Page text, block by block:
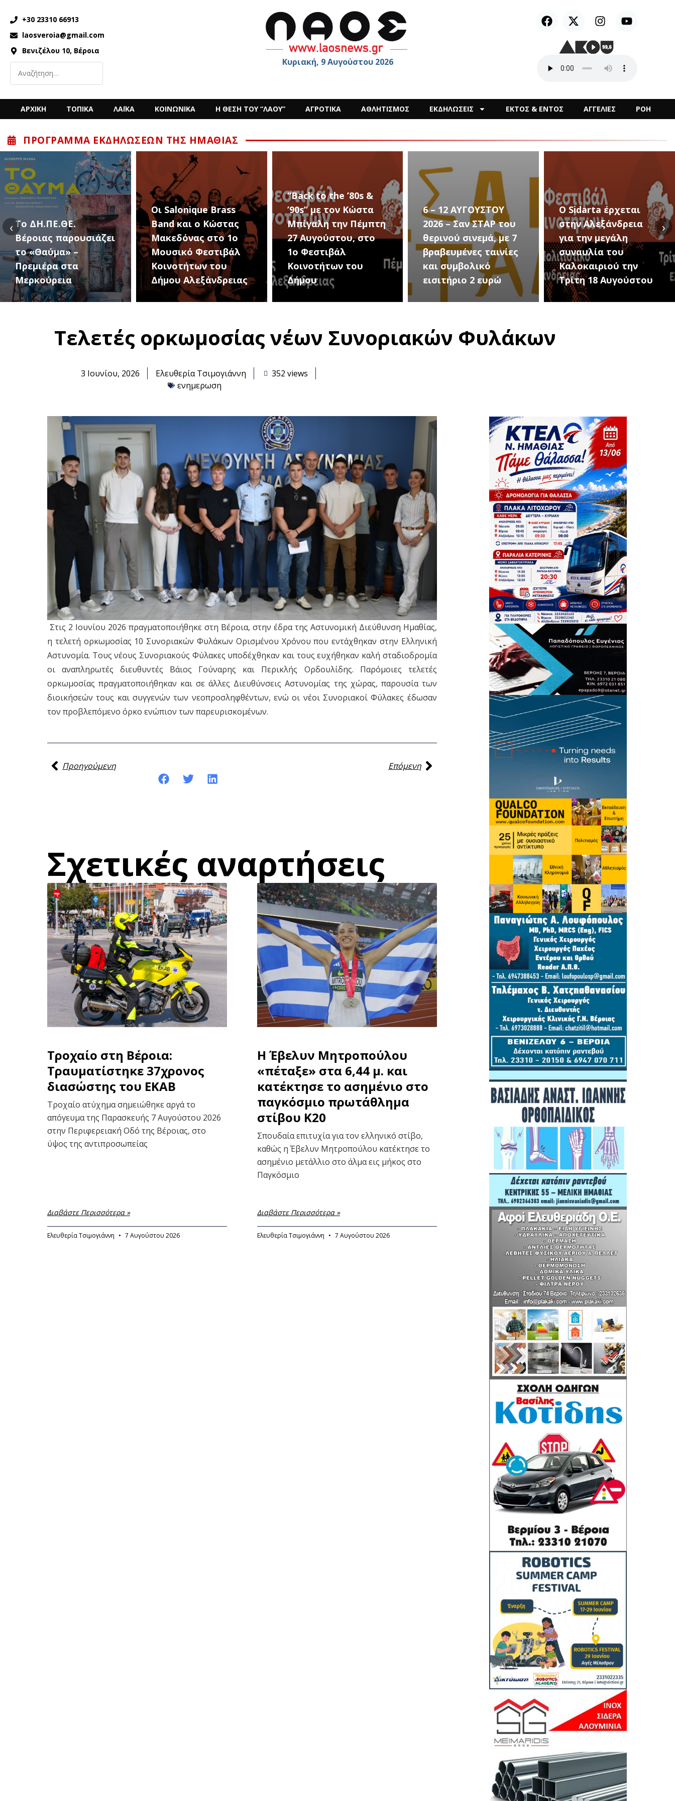
+30 23310 66913
laosveroia@gmail.com
Βενιζέλου 10, Βέροια
Κυριακή, 9 Αυγούστου 2026
ΑΡΧΙΚΗ ΤΟΠΙΚΑ ΛΑΪΚΑ ΚΟΙΝΩΝΙΚΑ Η ΘΕΣΗ ΤΟΥ “ΛΑΟΥ” ΑΓΡΟΤΙΚΑ ΑΘΛΗΤΙΣΜΟΣ ΕΚΔΗΛΩΣΕΙΣ ΕΚΤΟΣ & ΕΝΤΟΣ ΑΓΓΕΛΙΕΣ ΡΟΗ
ΠΡΌΓΡΑΜΜΑ ΕΚΔΗΛΏΣΕΩΝ ΤΗΣ ΗΜΑΘΊΑΣ
Οι Salonique Brass
Band και ο Κώστας
Μακεδόνας στο 1ο
Μουσικό Φεστιβάλ
Κοινοτήτων του
Δήμου Αλεξάνδρειας
“Back to the ’80s &
’90s” με τον Κώστα
Μπίγαλη την Πέμπτη
27 Αυγούστου, στο
1ο Φεστιβάλ
Κοινοτήτων του
Δήμου
6 – 12 ΑΥΓΟΥΣΤΟΥ
2026 – Σαν ΣΤΑΡ του
θερινού σινεμά, με 7
βραβευμένες ταινίες
και συμβολικό
εισιτήριο 2 ευρώ
Ο Sidarta έρχεται
στην Αλεξάνδρεια
για την μεγάλη
συναυλία του
Καλοκαιριού την
Τρίτη 18 Αυγούστου
Καλλιτεχνικές
Εκδηλώσεις Νέου
Προδρόμου Ημαθίας
(Μεταμόρφωση του
Σωτήρος)
‹ ›
Τελετές ορκωμοσίας νέων Συνοριακών Φυλάκων
3 Ιουνίου, 2026 Ελευθερία Τσιμογιάννη
352 views
ενημερωση
Στις 2 Ιουνίου 2026 πραγματοποιήθηκε στη Βέροια, στην έδρα της Αστυνομική Διεύθυνση Ημαθίας,
η τελετή ορκωμοσίας 10 Συνοριακών Φυλάκων Ορισμένου Χρόνου που εντάχθηκαν στην Ελληνική
Αστυνομία. Τους νέους Συνοριακούς Φύλακες υποδέχθηκαν και τους ευχήθηκαν καλή σταδιοδρομία
οι αναπληρωτές διευθυντές Βάιος Γούναρης και Περικλής Ορδουλίδης. Παρόμοιες τελετές
ορκωμοσίας πραγματοποιήθηκαν και σε άλλες Διευθύνσεις Αστυνομίας της χώρας, παρουσία των
διοικήσεών τους και συγγενών των νεοπροσληφθέντων, ενώ οι νέοι Συνοριακοί Φύλακες έδωσαν
τον προβλεπόμενο όρκο ενώπιον των παρευρισκομένων.
Προηγούμενη
Επόμενη
Σχετικές αναρτήσεις
Τροχαίο στη Βέροια:
Τραυματίστηκε 37χρονος
διασώστης του ΕΚΑΒ
Τροχαίο ατύχημα σημειώθηκε αργά το
απόγευμα της Παρασκευής 7 Αυγούστου 2026
στην Περιφερειακή Οδό της Βέροιας, στο
ύψος της αντιπροσωπείας
Διαβάστε Περισσότερα »
Ελευθερία Τσιμογιάννη 7 Αυγούστου 2026
Η Έβελυν Μητροπούλου
«πέταξε» στα 6,44 μ. και
κατέκτησε το ασημένιο στο
παγκόσμιο πρωτάθλημα
στίβου Κ20
Σπουδαία επιτυχία για τον ελληνικό στίβο,
καθώς η Έβελυν Μητροπούλου κατέκτησε το
ασημένιο μετάλλιο στο άλμα εις μήκος στο
Παγκόσμιο
Διαβάστε Περισσότερα »
Ελευθερία Τσιμογιάννη 7 Αυγούστου 2026